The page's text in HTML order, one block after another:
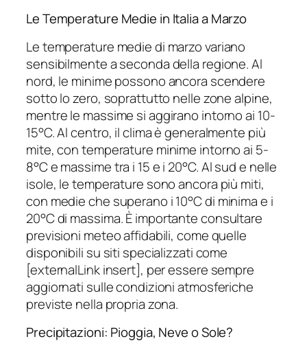
Le Temperature Medie in Italia a Marzo
Le temperature medie di marzo variano
sensibilmente a seconda della regione. Al
nord, le minime possono ancora scendere
sotto lo zero, soprattutto nelle zone alpine,
mentre le massime si aggirano intorno ai 10-
15°C. Al centro, il clima è generalmente più
mite, con temperature minime intorno ai 5-
8°C e massime tra i 15 e i 20°C. Al sud e nelle
isole, le temperature sono ancora più miti,
con medie che superano i 10°C di minima e i
20°C di massima. È importante consultare
previsioni meteo affidabili, come quelle
disponibili su siti specializzati come
[externalLink insert], per essere sempre
aggiornati sulle condizioni atmosferiche
previste nella propria zona.
Precipitazioni: Pioggia, Neve o Sole?